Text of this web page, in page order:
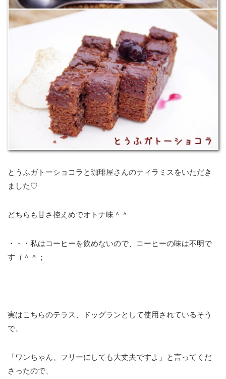
とうふガトーショコラと珈琲屋さんのティラミスをいただき
ました♡
どちらも甘さ控えめでオトナ味＾＾
・・・私はコーヒーを飲めないので、コーヒーの味は不明で
す（＾＾；
実はこちらのテラス、ドッグランとして使用されているそう
で、
「ワンちゃん、フリーにしても大丈夫ですよ」と言ってくだ
さったので、